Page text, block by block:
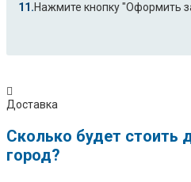
Нажмите кнопку "Оформить
Доставка
Сколько будет стоить
город?